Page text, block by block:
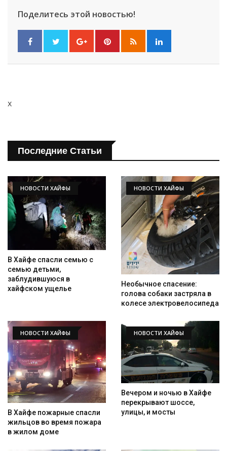
Поделитесь этой новостью!
x
Последние Статьи
НОВОСТИ ХАЙФЫ
В Хайфе спасли семью с
семью детьми,
заблудившуюся в
хайфском ущелье
НОВОСТИ ХАЙФЫ
Необычное спасение:
голова собаки застряла в
колесе электровелосипеда
НОВОСТИ ХАЙФЫ
В Хайфе пожарные спасли
жильцов во время пожара
в жилом доме
НОВОСТИ ХАЙФЫ
Вечером и ночью в Хайфе
перекрывают шоссе,
улицы, и мосты